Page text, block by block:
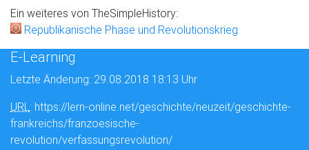
Ein weiteres von TheSimpleHistory:
Republikanische Phase und Revolutionskrieg
E-Learning
Letzte Änderung: 29.08.2018 18:13 Uhr
URL: https://lern-online.net/geschichte/neuzeit/geschichte-
frankreichs/franzoesische-
revolution/verfassungsrevolution/